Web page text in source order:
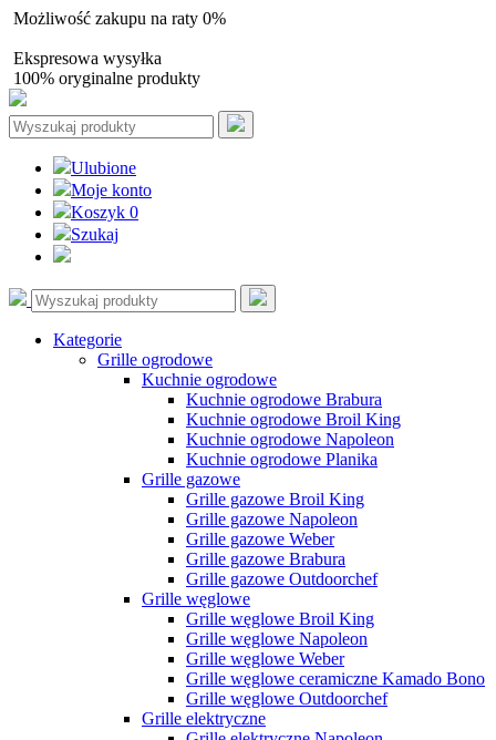
Możliwość zakupu na raty 0%
Ekspresowa wysyłka
100% oryginalne produkty
Ulubione
Moje konto
Koszyk 0
Szukaj
Kategorie
Grille ogrodowe
Kuchnie ogrodowe
Kuchnie ogrodowe Brabura
Kuchnie ogrodowe Broil King
Kuchnie ogrodowe Napoleon
Kuchnie ogrodowe Planika
Grille gazowe
Grille gazowe Broil King
Grille gazowe Napoleon
Grille gazowe Weber
Grille gazowe Brabura
Grille gazowe Outdoorchef
Grille węglowe
Grille węglowe Broil King
Grille węglowe Napoleon
Grille węglowe Weber
Grille węglowe ceramiczne Kamado Bono
Grille węglowe Outdoorchef
Grille elektryczne